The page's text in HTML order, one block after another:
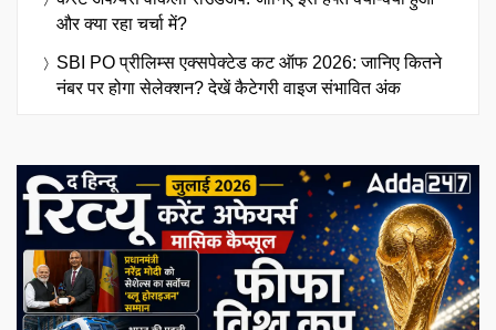
और क्या रहा चर्चा में?
SBI PO प्रीलिम्स एक्सपेक्टेड कट ऑफ 2026: जानिए कितने
नंबर पर होगा सेलेक्शन? देखें कैटेगरी वाइज संभावित अंक